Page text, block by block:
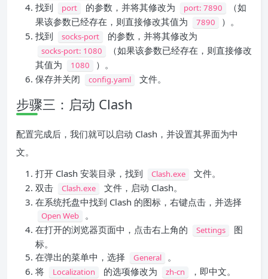
找到
port 的参数，并将其修改为 port: 7890
（如
果该参数已经存在，则直接修改其值为
7890
）。
找到
socks-port 的参数，并将其修改为
socks-port: 1080
（如果该参数已经存在，则直接修改
其值为
1080
）。
保存并关闭
config.yaml 文件。
步骤三：启动 Clash
配置完成后，我们就可以启动 Clash，并设置其界面为中
文。
打开 Clash 安装目录，找到
Clash.exe
文件。
双击
Clash.exe
文件，启动 Clash。
在系统托盘中找到 Clash 的图标，右键点击，并选择
Open Web
。
在打开的浏览器页面中，点击右上角的
Settings
图
标。
在弹出的菜单中，选择
General
。
将
Localization 的选项修改为 zh-cn
，即中文。